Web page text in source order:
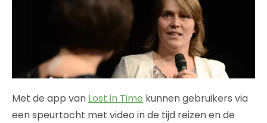
Met de app van Lost in Time kunnen gebruikers via
een speurtocht met video in de tijd reizen en de